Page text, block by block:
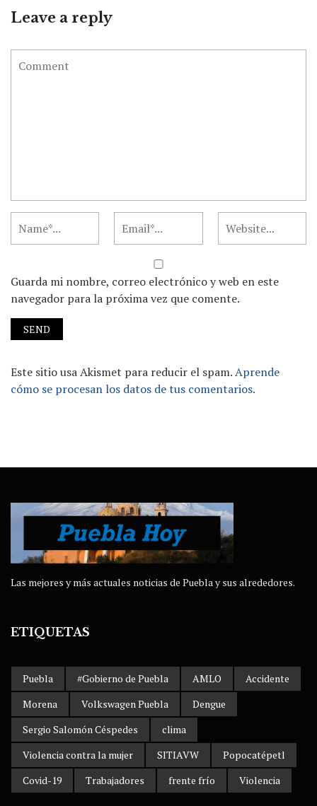
Leave a reply
Guarda mi nombre, correo electrónico y web en este
navegador para la próxima vez que comente.
Este sitio usa Akismet para reducir el spam.Aprende
cómo se procesan los datos de tus comentarios.
Las mejores y más actuales noticias de Puebla y sus alrededores.
ETIQUETAS
Puebla #Gobierno de Puebla AMLO
Accidente
Morena
Volkswagen Puebla
Dengue
Sergio Salomón Céspedes
clima
Violencia contra la mujer
SITIAVW
Popocatépetl
Covid-19
Trabajadores frente frío Violencia